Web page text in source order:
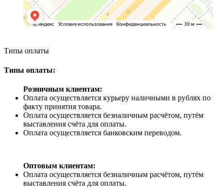
Типы оплаты
Типы оплаты:
Розничным клиентам:
Оплата осуществляется курьеру наличными в рублях по
факту принятия товара.
Оплата осуществляется безналичным расчётом, путём
выставления счёта для оплаты.
Оплата осуществляется банковским переводом.
Оптовым клиентам:
Оплата осуществляется безналичным расчётом, путём
выставления счёта для оплаты.